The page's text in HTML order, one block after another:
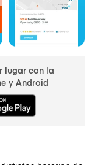
lugar con la
y Android